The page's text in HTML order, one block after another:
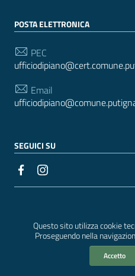
Questo sito utilizza cookie
Proseguendo nella
Accetto
POSTA ELETTRONICA
PEC
Email
SEGUICI SU
| Basato sul Prototipo